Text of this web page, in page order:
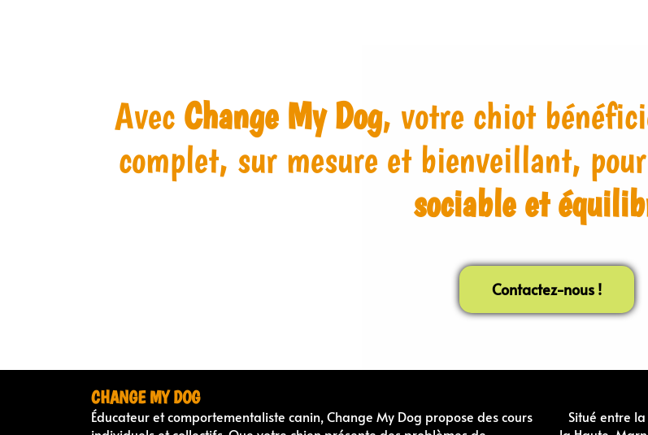
Avec Change My Dog, votre chiot
complet, sur mesure et bienveillant,
sociable et
Contactez-nous !
CHANGE MY DOG
Éducateur et comportementaliste canin, Change My Dog propose des cours
Situé entre